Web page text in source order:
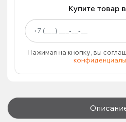
Купите товар
Нажимая на кнопку, вы